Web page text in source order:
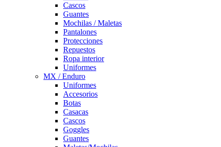
Cascos
Guantes
Mochilas / Maletas
Pantalones
Protecciones
Repuestos
Ropa interior
Uniformes
MX / Enduro
Uniformes
Accesorios
Botas
Casacas
Cascos
Goggles
Guantes